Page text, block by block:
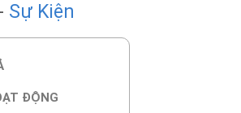
Sự Kiện
ĐỘNG